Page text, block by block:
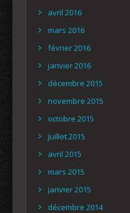
avril 2016
mars 2016
février 2016
janvier 2016
décembre 2015
novembre 2015
octobre 2015
juillet 2015
avril 2015
mars 2015
janvier 2015
décembre 2014